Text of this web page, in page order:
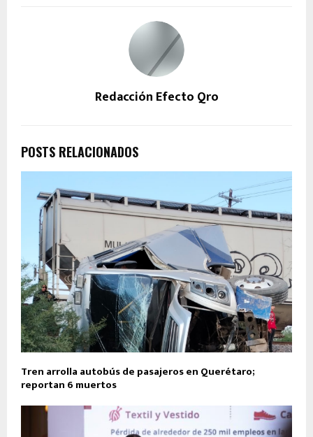
Redacción Efecto Qro
POSTS RELACIONADOS
Tren arrolla autobús de pasajeros en Querétaro;
reportan 6 muertos